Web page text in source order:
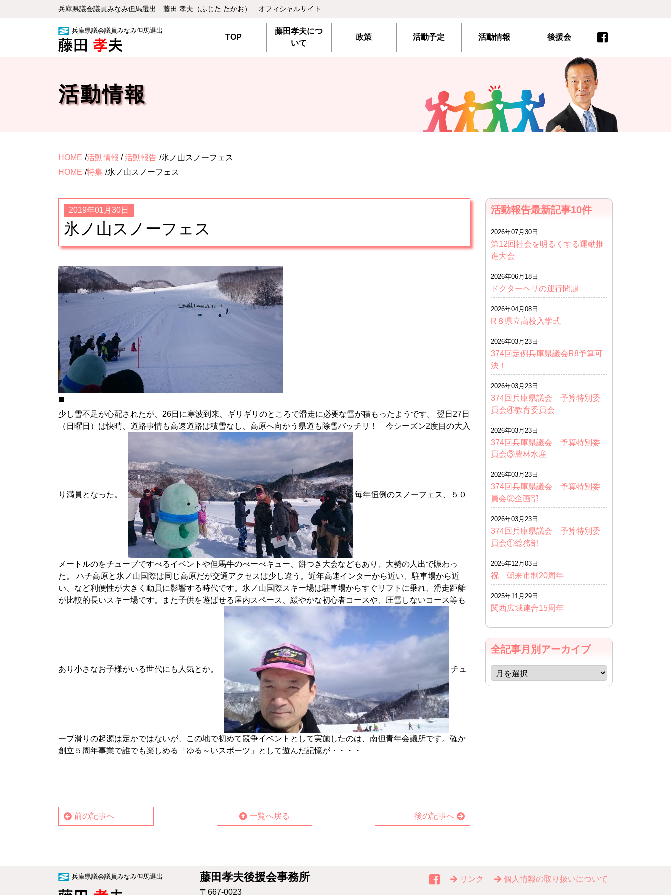
兵庫県議会議員みなみ但⾺選出 藤⽥ 孝夫（ふじた たかお） オフィシャルサイト
兵庫県議会議員みなみ但馬選出
TOP
藤田孝夫につ
いて
政策 活動予定 活動情報 後援会
活動情報
HOME 活動情報 /活動報告 氷ノ山スノーフェス
HOME 特集 氷ノ山スノーフェス
2019年01月30日
氷ノ山スノーフェス
■
少し雪不足が心配されたが、26日に寒波到来、ギリギリのところで滑走に必要な雪が積もったようです。 翌日27日
（日曜日）は快晴、道路事情も高速道路は積雪なし、高原へ向かう県道も除雪バッチリ！ 今シーズン2度目の大入
り満員となった。 毎年恒例のスノーフェス、５０
メートルのをチューブですべるイベントや但馬牛のべーべキュー、餅つき大会などもあり、大勢の人出で賑わっ
た。 ハチ高原と氷ノ山国際は同じ高原だが交通アクセスは少し違う。近年高速インターから近い、駐車場から近
い、など利便性が大きく動員に影響する時代です。氷ノ山国際スキー場は駐車場からすぐリフトに乗れ、滑走距離
が比較的長いスキー場です。また子供を遊ばせる屋内スペース、緩やかな初心者コースや、圧雪しないコース等も
あり小さなお子様がいる世代にも人気とか。 チュ
ーブ滑りの起源は定かではないが、この地で初めて競争イベントとして実施したのは、南但青年会議所です。確か
創立５周年事業で誰でも楽しめる「ゆる～いスポーツ」として遊んだ記憶が・・・・
前の記事へ 後の記事へ
一覧へ戻る
活動報告最新記事10件
2026年07月30日
第12回社会を明るくする運動推
進大会
2026年06月18日
ドクターヘリの運行問題
2026年04月08日
R８県立高校入学式
2026年03月23日
374回定例兵庫県議会R8予算可
決！
2026年03月23日
374回兵庫県議会 予算特別委
員会④教育委員会
2026年03月23日
374回兵庫県議会 予算特別委
員会③農林水産
2026年03月23日
374回兵庫県議会 予算特別委
員会②企画部
2026年03月23日
374回兵庫県議会 予算特別委
員会①総務部
2025年12月03日
祝 朝来市制20周年
2025年11月29日
関西広域連合15周年
全記事月別アーカイブ
リンク 個⼈情報の取り扱いについて
兵庫県議会議員みなみ但馬選出 藤田孝夫後援会事務所
〒667-0023